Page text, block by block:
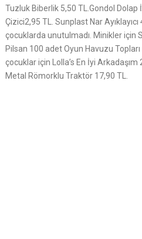
Tuzluk Biberlik 5,50 TL.Gondol
Çizici2,95 TL. Sunplast Nar
çocuklarda unutulmadı. Minikler için
Pilsan 100 adet Oyun Havuzu
çocuklar için Lolla’s En İyi Arkadaşım
Metal Römorklu Traktör 17,90 TL.